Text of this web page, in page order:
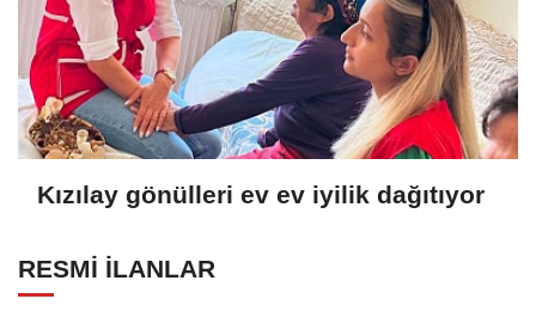
Kızılay gönülleri ev ev iyilik dağıtıyor
RESMİ İLANLAR